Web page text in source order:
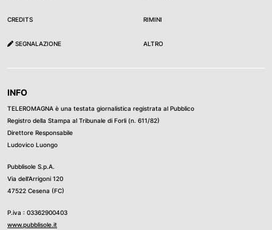
CREDITS
SEGNALAZIONE
RIMINI
ALTRO
INFO
TELEROMAGNA è una testata giornalistica registrata al Pubblico
Registro della Stampa al Tribunale di Forli (n. 611/82)
Direttore Responsabile
Ludovico Luongo
Pubblisole S.p.A.
Via dell’Arrigoni 120
47522 Cesena (FC)
P.iva : 03362900403
www.pubblisole.it